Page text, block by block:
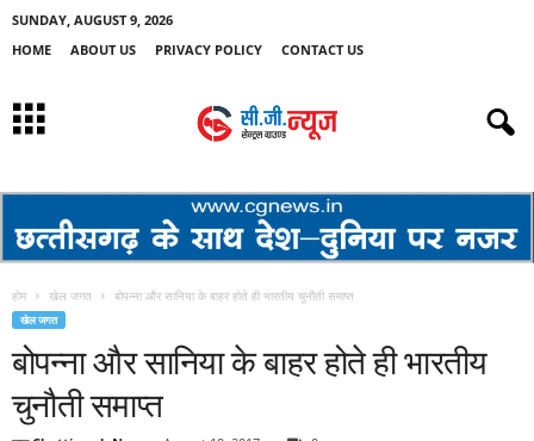
SUNDAY, AUGUST 9, 2026
HOME
ABOUT US PRIVACY POLICY CONTACT US
होम खेल जगत बोपन्ना और सानिया के बाहर होते ही भारतीय चुनौती समाप्त
खेल जगत
बोपन्ना और सानिया के बाहर होते ही भारतीय
चुनौती समाप्त